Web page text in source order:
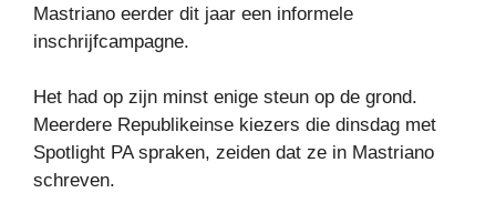
Mastriano eerder dit jaar een informele
inschrijfcampagne.
Het had op zijn minst enige steun op de grond.
Meerdere Republikeinse kiezers die dinsdag met
Spotlight PA spraken, zeiden dat ze in Mastriano
schreven.